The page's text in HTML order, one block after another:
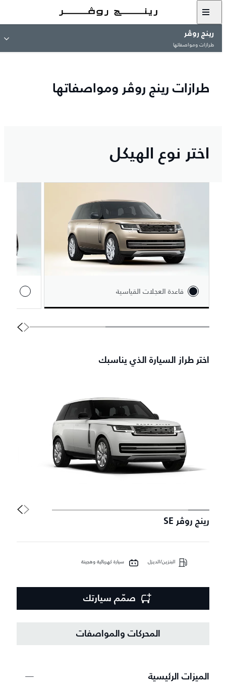
رينج روڤر
طرازات ومواصفاتها
طرازات رينج روڤر ومواصفاتها
اختر نوع الهيكل
قاعدة العجلات القياسية
اختر طراز السيارة الذي يناسبك
رينج روڤر SE
البنزين/الديزل سيارة كهربائية وهجينة
صمّم سيارتك
المحركات والمواصفات
الميزات الرئيسية